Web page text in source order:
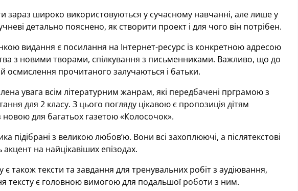
зараз широко використовуються у сучасному навчанні, але лише у
детально пояснено, як створити проект і для чого він потрібен.
видання є посилання на Інтернет-ресурс із конкретною адресою
з новими творами, спілкування з письменниками. Важливо, що до
осмислення прочитаного залучаються і батьки.
увага всім літературним жанрам, які передбачені прграмою з
для 2 класу. З цього погляду цікавою є пропозиція дітям
новою для багатьох газетою «Колосочок».
підібрані з великою любов’ю. Вони всі захоплюючі, а післятекстові
на найцікавіших епізодах.
є також тексти та завдання для тренувальних робіт з аудіювання,
тексту є головною вимогою для подальшої роботи з ним.